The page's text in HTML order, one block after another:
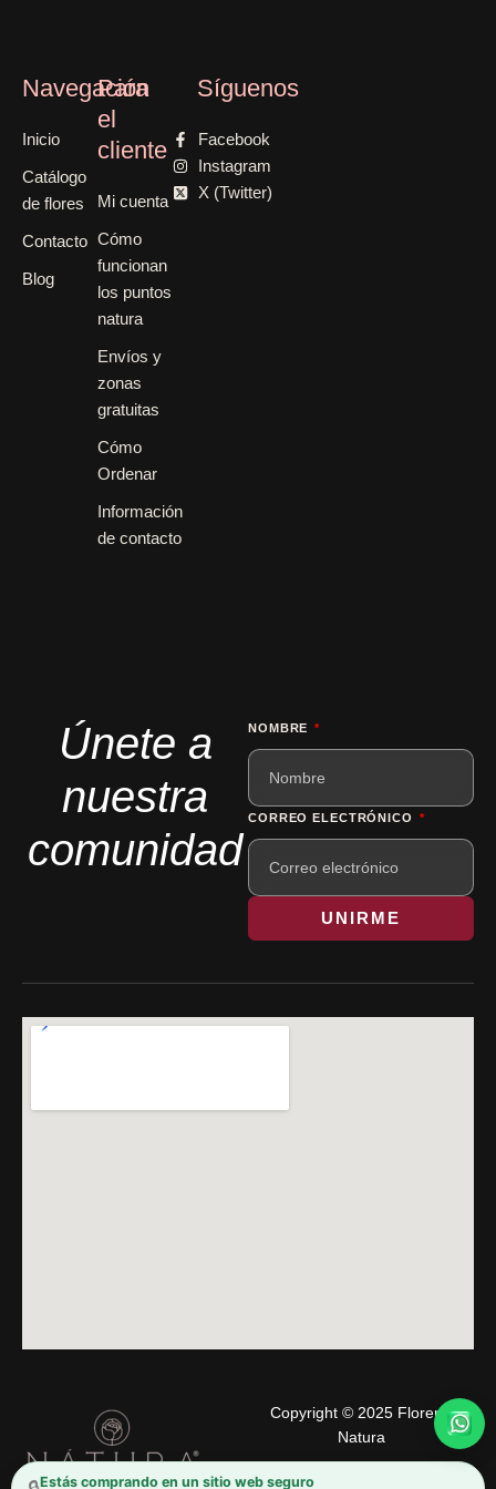
Navegación
Inicio
Catálogo
de flores
Contacto
Blog
Para
el
cliente
Mi cuenta
Cómo
funcionan
los puntos
natura
Envíos y
zonas
gratuitas
Cómo
Ordenar
Información
de contacto
Síguenos
Facebook
Instagram
X (Twitter)
Únete a
nuestra
comunidad
NOMBRE
CORREO ELECTRÓNICO
UNIRME
Copyright © 2025 Florería
Natura
Estás comprando en un sitio web seguro